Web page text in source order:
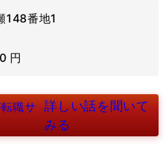
148番地1
円
職サ
詳しい話を聞いて
みる